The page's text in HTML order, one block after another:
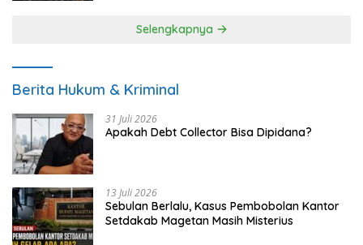
Selengkapnya
Berita Hukum & Kriminal
31 Juli 2026
Apakah Debt Collector Bisa Dipidana?
13 Juli 2026
Sebulan Berlalu, Kasus Pembobolan Kantor
Setdakab Magetan Masih Misterius